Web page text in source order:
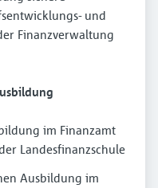
und
Finanzverwaltung
im Finanzamt
Landesfinanzschule
Ausbildung im